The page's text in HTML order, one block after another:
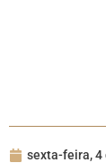
sexta-feira, 4